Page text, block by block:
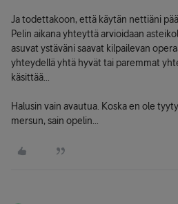
Ja todettakoon, että käytän nettiäni
Pelin aikana yhteyttä arvioidaan
asuvat ystäväni saavat kilpailevan
yhteydellä yhtä hyvät tai paremmat
käsittää...
Halusin vain avautua. Koska en ole
mersun, sain opelin...